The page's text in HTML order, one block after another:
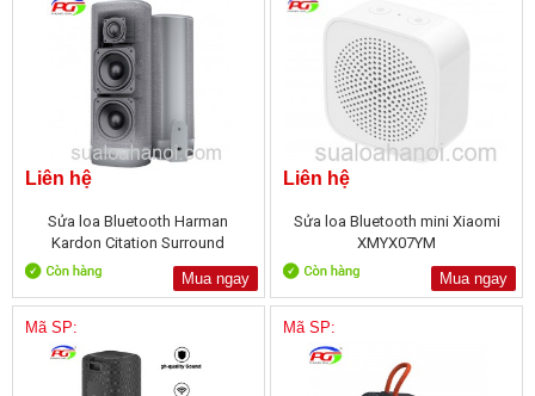
Liên hệ
Sửa loa Bluetooth Harman
Kardon Citation Surround
Mua ngay
Liên hệ
Sửa loa Bluetooth mini Xiaomi
XMYX07YM
Mua ngay
Mã SP: Mã SP: